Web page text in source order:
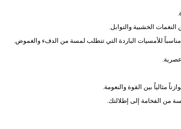
الخشبية والتوابل.
للأمسيات الباردة التي تتطلب لمسة من الدفء والغموض.
مثالياً بين القوة والنعومة.
من الفخامة إلى إطلالتك.